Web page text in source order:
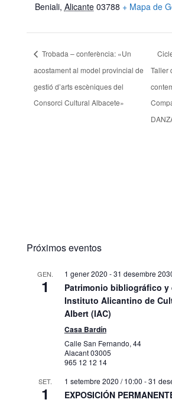
Beniali, Alicante 03788 + Mapa de
Trobada – conferència: «Un
acostament al model provincial de
gestió d’arts escèniques del
Consorci Cultural Albacete»
Taller
Próximos eventos
GEN.
1
1 gener 2020 -31 desembre
Patrimonio bibliográfico y
Instituto Alicantino de
Albert (IAC)
Casa Bardín
Calle San Fernando, 44
Alacant03005
965 12 12 14
SET.
1
1 setembre 2020 / 10:00 -31
EXPOSICIÓN